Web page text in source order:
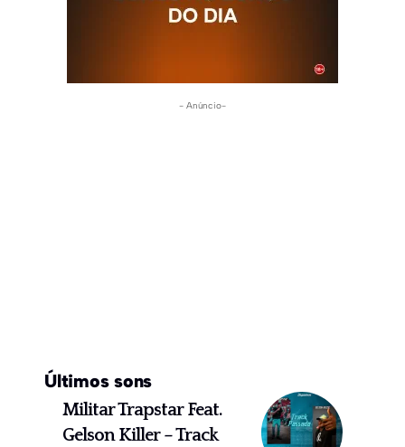
- Anúncio-
Últimos sons
Militar Trapstar Feat.
Gelson Killer – Track